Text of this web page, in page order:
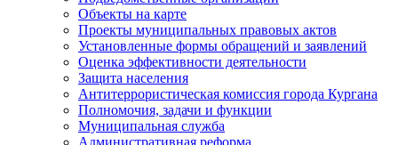
Объекты на карте
Проекты муниципальных правовых актов
Установленные формы обращений и заявлений
Оценка эффективности деятельности
Защита населения
Антитеррористическая комиссия города Кургана
Полномочия, задачи и функции
Муниципальная служба